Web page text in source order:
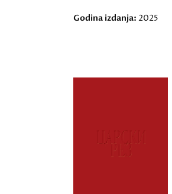
Godina izdanja: 2025